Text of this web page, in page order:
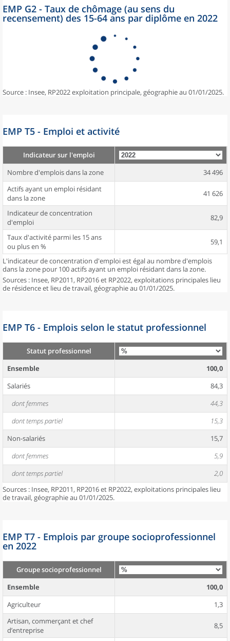
EMP G2 - Taux de chômage (au sens du
recensement) des 15-64 ans par diplôme en 2022
Source : Insee, RP2022 exploitation principale, géographie au 01/01/2025.
EMP T5 - Emploi et activité
Indicateur sur l'emploi
Nombre d'emplois dans la zone
34 496
Actifs ayant un emploi résidant
dans la zone
41 626
Indicateur de concentration
d'emploi
82,9
Taux d'activité parmi les 15 ans
ou plus en %
59,1
L'indicateur de concentration d'emploi est égal au nombre d'emplois
dans la zone pour 100 actifs ayant un emploi résidant dans la zone.
Sources : Insee, RP2011, RP2016 et RP2022, exploitations principales lieu
de résidence et lieu de travail, géographie au 01/01/2025.
EMP T6 - Emplois selon le statut professionnel
Statut professionnel
Ensemble
100,0
Salariés
84,3
dont femmes
44,3
dont temps partiel
15,3
Non-salariés
15,7
dont femmes
5,9
dont temps partiel
2,0
Sources : Insee, RP2011, RP2016 et RP2022, exploitations principales lieu
de travail, géographie au 01/01/2025.
EMP T7 - Emplois par groupe socioprofessionnel
en 2022
Groupe socioprofessionnel
Ensemble
100,0
Agriculteur
1,3
Artisan, commerçant et chef
d’entreprise
8,5